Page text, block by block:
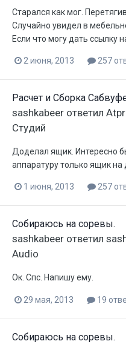
Старался как мог.
Случайно увидел в
Если что могу дать ссылку
2 июня, 2013 257
Расчет и Сборка
sashkabeer ответил
Студий
Доделал ящик. Интересно
аппаратуру только ящик на
1 июня, 2013 257
Собираюсь на соревы.
sashkabeer ответил
Audio
Ок. Спс. Напишу ему.
29 мая, 2013 19
Собираюсь на соревы.